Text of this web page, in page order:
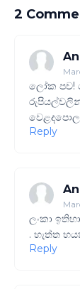
2
ලෝක පච!
Reply
ලංකා
. හැත්ත
Reply